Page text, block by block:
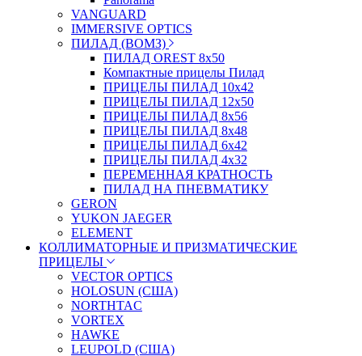
VANGUARD
IMMERSIVE OPTICS
ПИЛАД (ВОМЗ)
ПИЛАД OREST 8х50
Компактные прицелы Пилад
ПРИЦЕЛЫ ПИЛАД 10х42
ПРИЦЕЛЫ ПИЛАД 12х50
ПРИЦЕЛЫ ПИЛАД 8х56
ПРИЦЕЛЫ ПИЛАД 8х48
ПРИЦЕЛЫ ПИЛАД 6х42
ПРИЦЕЛЫ ПИЛАД 4х32
ПЕРЕМЕННАЯ КРАТНОСТЬ
ПИЛАД НА ПНЕВМАТИКУ
GERON
YUKON JAEGER
ELEMENT
КОЛЛИМАТОРНЫЕ И ПРИЗМАТИЧЕСКИЕ
ПРИЦЕЛЫ
VECTOR OPTICS
HOLOSUN (США)
NORTHTAC
VORTEX
HAWKE
LEUPOLD (США)